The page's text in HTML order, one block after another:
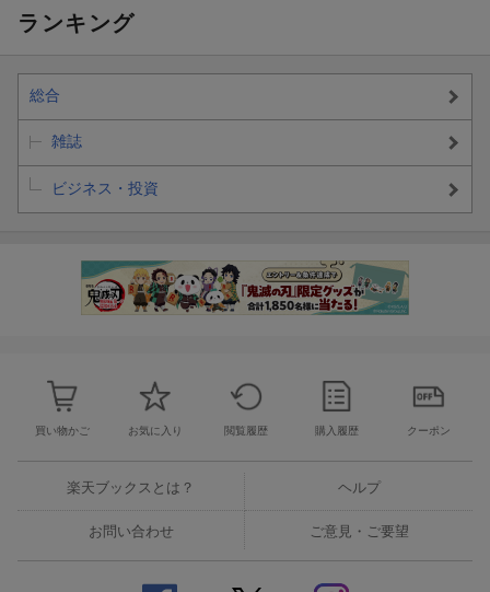
ランキング
総合
雑誌
ビジネス・投資
買い物かご お気に入り 閲覧履歴 購入履歴 クーポン
楽天ブックスとは？ ヘルプ
お問い合わせ ご意見・ご要望